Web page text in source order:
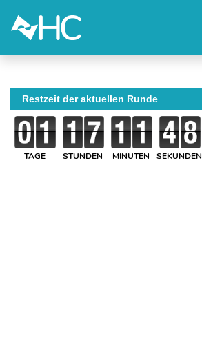
Restzeit der aktuellen Runde
TAGE STUNDEN MINUTEN SEKUNDEN